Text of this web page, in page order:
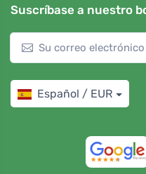
Suscríbase a nuestro
Español / EUR